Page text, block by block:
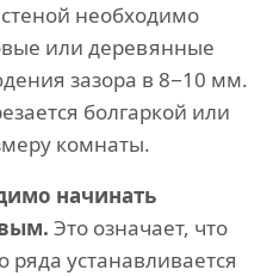
необходимо
или деревянные
зазора в 8−10 мм.
болгаркой или
комнаты.
начинать
Это означает, что
ряда устанавливается